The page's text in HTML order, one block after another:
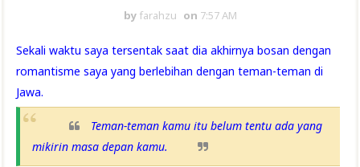
by farahzu on 7:57 AM
Sekali waktu saya tersentak saat dia akhirnya bosan dengan
romantisme saya yang berlebihan dengan teman-teman di
Jawa.
Teman-teman kamu itu belum tentu ada yang
mikirin masa depan kamu.